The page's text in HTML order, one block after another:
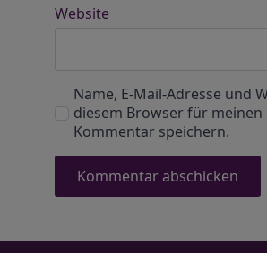
Website
Name, E-Mail-Adresse und
diesem Browser für meinen
Kommentar speichern.